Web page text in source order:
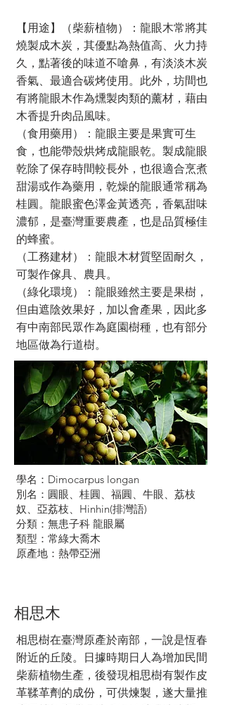
【用途】（柴薪植物）：龍眼木常將其
燒製成木炭，其優點為熱值高、火力持
久，點著後的味道不嗆鼻，有淡淡木炭
香氣、最適合碳烤使用。此外，坊間也
有將龍眼木作為燻製肉類的薰材，藉由
木香提升肉品風味。
（食用藥用）：龍眼主要是果實可生
食，也能帶殼烘烤成龍眼乾。製成龍眼
乾除了保存時間較長外，也很適合烹煮
甜湯或作為藥用，乾燥的龍眼通常稱為
桂圓。龍眼蜜色澤金黃透亮，香氣甜味
濃郁，是臺灣重要農產，也是品質極佳
的蜂蜜。
（工務建材）：龍眼木材質堅固耐久，
可製作傢具、農具。
（綠化環境）：龍眼雖然主要是果樹，
但由遮陰效果好，加以會產果，因此多
有中南部民眾作為庭園樹種，也有部分
地區做為行道樹。
學名：Dimocarpus longan
別名：圓眼、桂圓、福圓、牛眼、荔枝
奴、亞荔枝、Hinhin(排灣語)
分類：無患子科 龍眼屬
類型：常綠大喬木
原產地：熱帶亞洲
相思木
相思樹在臺灣原產於南部，一說是恆春
附近的丘陵。日據時期日人為增加民間
柴薪植物生產，後發現相思樹有製作皮
革鞣革劑的成份，可供煉製，遂大量推